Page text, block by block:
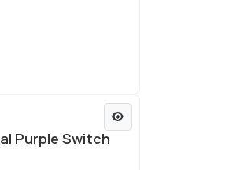
Purple Switch